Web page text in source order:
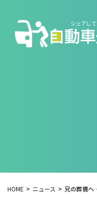
HOME ニュース 兄の葬儀へ